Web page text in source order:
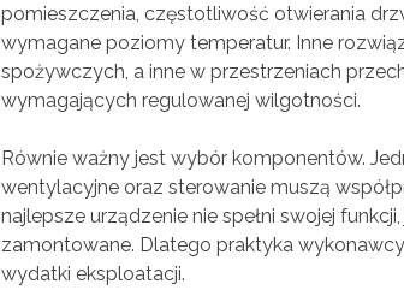
pomieszczenia, częstotliwość otwierania
wymagane poziomy temperatur. Inne
spożywczych, a inne w przestrzeniach
wymagających regulowanej wilgotności.
Równie ważny jest wybór komponentów.
wentylacyjne oraz sterowanie muszą
najlepsze urządzenie nie spełni swojej
zamontowane. Dlatego praktyka
wydatki eksploatacji.